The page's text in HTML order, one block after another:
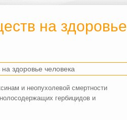
на здоровье
здоровье человека
и неопухолевой смертности
гербицидов и